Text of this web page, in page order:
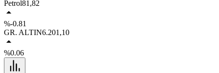
Petrol81,82
%-0.81
GR. ALTIN6.201,10
%0.06